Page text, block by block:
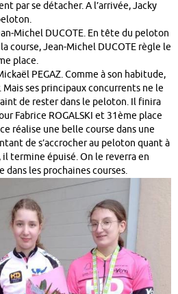
par se détacher. A l’arrivée, Jacky
Michel DUCOTE. En tête du peloton
course, Jean-Michel DUCOTE règle le
place.
PEGAZ. Comme à son habitude,
Mais ses principaux concurrents ne le
de rester dans le peloton. Il finira
Fabrice ROGALSKI et 31ème place
réalise une belle course dans une
de s’accrocher au peloton quant à
termine épuisé. On le reverra en
les prochaines courses.